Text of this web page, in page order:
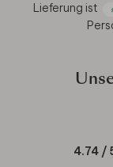
Lieferung ist
4.74 /